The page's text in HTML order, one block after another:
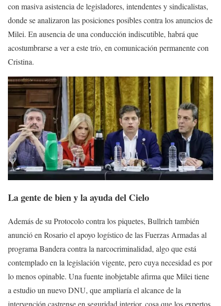
con masiva asistencia de legisladores, intendentes y sindicalistas,
donde se analizaron las posiciones posibles contra los anuncios de
Milei. En ausencia de una conducción indiscutible, habrá que
acostumbrarse a ver a este trío, en comunicación permanente con
Cristina.
La gente de bien y la ayuda del Cielo
Además de su Protocolo contra los piquetes, Bullrich también
anunció en Rosario el apoyo logístico de las Fuerzas Armadas al
programa Bandera contra la narcocriminalidad, algo que está
contemplado en la legislación vigente, pero cuya necesidad es por
lo menos opinable. Una fuente inobjetable afirma que Milei tiene
a estudio un nuevo DNU, que ampliaría el alcance de la